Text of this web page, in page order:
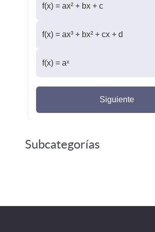
f(x) = ax² + bx + c
f(x) = ax³ + bx² + cx + d
f(x) = aˣ
Siguiente
Subcategorías